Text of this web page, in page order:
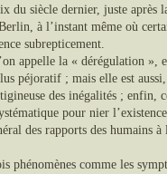
du siècle dernier, juste
à l’instant même où
subrepticement.
appelle la « dérégulation »,
péjoratif ; mais elle est
des inégalités ; enfin,
pour nier
des rapports des humains
phénomènes comme les